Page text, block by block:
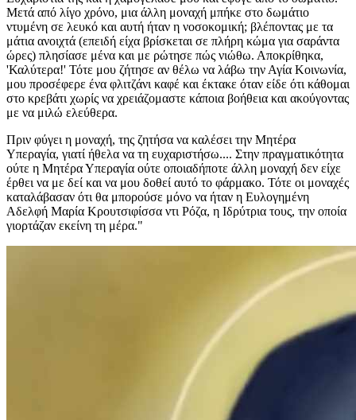
Μετά από λίγο χρόνο, μια άλλη μοναχή μπήκε στο δωμάτιο
ντυμένη σε λευκό και αυτή ήταν η νοσοκομική; βλέποντας με τα
μάτια ανοιχτά (επειδή είχα βρίσκεται σε πλήρη κώμα για σαράντα
ώρες) πλησίασε μένα και με ρώτησε πώς νιώθω. Αποκρίθηκα,
'Καλύτερα!' Τότε μου ζήτησε αν θέλω να λάβω την Αγία Κοινωνία,
μου προσέφερε ένα φλιτζάνι καφέ και έκτακε όταν είδε ότι κάθομαι
στο κρεβάτι χωρίς να χρειάζομαστε κάποια βοήθεια και ακούγοντας
με να μιλώ ελεύθερα.
Πριν φύγει η μοναχή, της ζητήσα να καλέσει την Μητέρα
Υπεραγία, γιατί ήθελα να τη ευχαριστήσω.... Στην πραγματικότητα
ούτε η Μητέρα Υπεραγία ούτε οποιαδήποτε άλλη μοναχή δεν είχε
έρθει να με δεί και να μου δοθεί αυτό το φάρμακο. Τότε οι μοναχές
καταλάβασαν ότι θα μπορούσε μόνο να ήταν η Ευλογημένη
Αδελφή Μαρία Κρουτσιφίσσα ντι Ρόζα, η Ιδρύτρια τους, την οποία
γιορτάζαν εκείνη τη μέρα."